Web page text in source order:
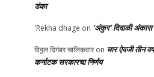
डंका
'Rekha dhage on ‘अंकुर’ दिवाळी अंकास
विठ्ठल दिगंबर चालिकवारon चार ऐवजी तीन
कर्नाटक सरकारचा निर्णय